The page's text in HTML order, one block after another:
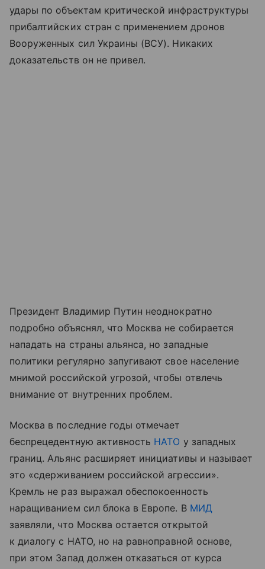
удары по объектам критической инфраструктуры
прибалтийских стран с применением дронов
Вооруженных сил Украины (ВСУ). Никаких
доказательств он не привел.
Президент Владимир Путин неоднократно
подробно объяснял, что Москва не собирается
нападать на страны альянса, но западные
политики регулярно запугивают свое население
мнимой российской угрозой, чтобы отвлечь
внимание от внутренних проблем.
Москва в последние годы отмечает
беспрецедентную активность НАТО у западных
границ. Альянс расширяет инициативы и называет
это «сдерживанием российской агрессии».
Кремль не раз выражал обеспокоенность
наращиванием сил блока в Европе. В МИД
заявляли, что Москва остается открытой
к диалогу с НАТО, но на равноправной основе,
при этом Запад должен отказаться от курса